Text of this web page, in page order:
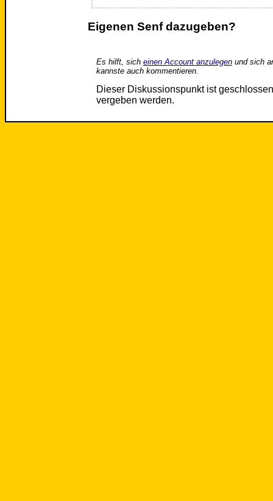
Eigenen Senf dazugeben?
Es hilft, sich einen Account anzulegenund sich
kannste auch kommentieren.
Dieser Diskussionspunkt ist
vergeben werden.